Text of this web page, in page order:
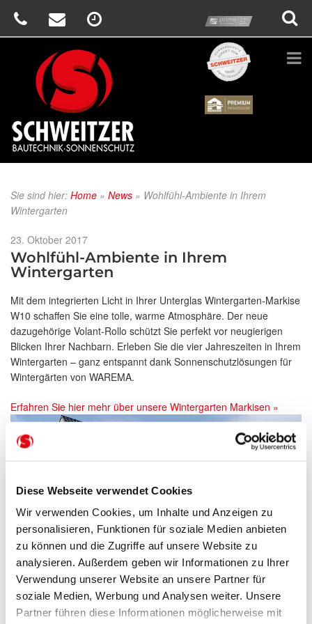
Diese Webseite verwendet Cookies
Wir verwenden Cookies, um Inhalte und Anzeigen zu
personalisieren, Funktionen für soziale Medien anbieten
zu können und die Zugriffe auf unsere Website zu
analysieren. Außerdem geben wir Informationen zu Ihrer
Verwendung unserer Website an unsere Partner für
soziale Medien, Werbung und Analysen weiter. Unsere
Partner führen diese Informationen möglicherweise mit
Sie sind hier: Home » News » Wohlfühl-Ambiente in Ihrem
Wintergarten
Veröffentlicht
am
23. Oktober 2017
Wohlfühl-Ambiente in Ihrem
Wintergarten
Mit dem integrierten Licht in Ihrer Unterglas Wintergarten-Markise
W10 schaffen Sie eine tolle, warme Atmosphäre. Der neue
dazugehörige Volant-Rollo schützt Sie perfekt vor neugierigen
Blicken Ihrer Nachbarn. Erleben Sie die vier Jahreszeiten in Ihrem
Wintergarten – ganz entspannt dank Sonnenschutzlösungen für
Wintergärten von WAREMA.
Erfahren Sie hier mehr über unsere Wintergarten Markisen »
Beitragsnavigation
Schweitzer